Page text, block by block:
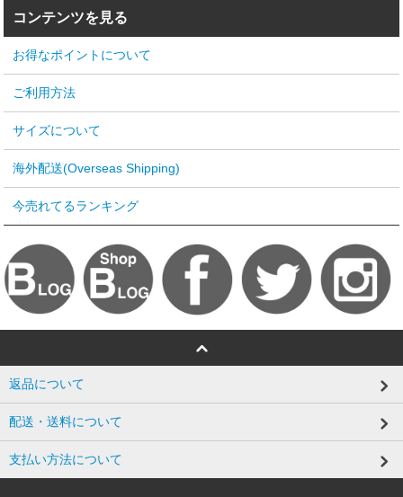
コンテンツを見る
お得なポイントについて
ご利用方法
サイズについて
海外配送(Overseas Shipping)
今売れてるランキング
返品について
配送・送料について
支払い方法について